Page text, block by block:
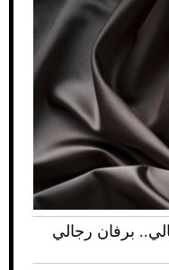
برفان رجالي